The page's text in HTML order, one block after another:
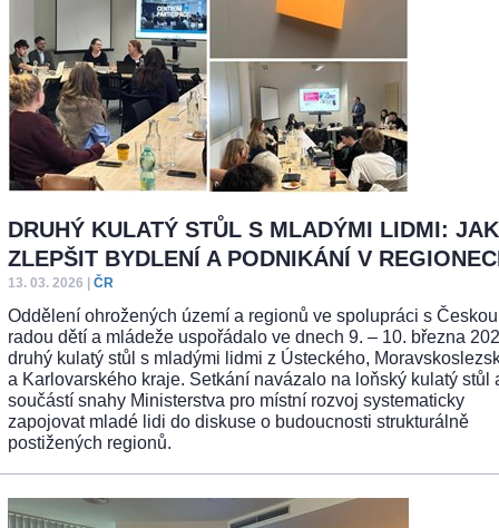
DRUHÝ KULATÝ STŮL S MLADÝMI LIDMI: JAK
ZLEPŠIT BYDLENÍ A PODNIKÁNÍ V
13. 03. 2026 ČR
Oddělení ohrožených území a regionů ve spolupráci s Českou
radou dětí a mládeže uspořádalo ve dnech 9. – 10. března
druhý kulatý stůl s mladými lidmi z Ústeckého,
a Karlovarského kraje. Setkání navázalo na loňský kulatý stůl
součástí snahy Ministerstva pro místní rozvoj systematicky
zapojovat mladé lidi do diskuse o budoucnosti strukturálně
postižených regionů.